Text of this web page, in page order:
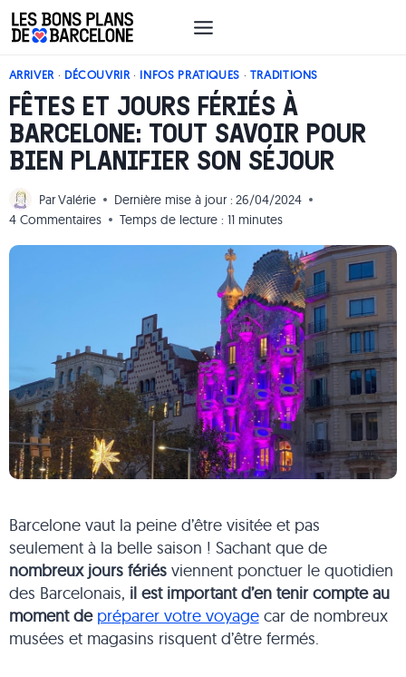
Aller
au
ARRIVER · DÉCOUVRIR · INFOS PRATIQUES · TRADITIONS
FÊTES ET JOURS FÉRIÉS À
BARCELONE: TOUT SAVOIR POUR
BIEN PLANIFIER SON SÉJOUR
ParValérie Dernière mise à jour : 26/04/2024
4 Commentaires
Temps de lecture : 11 minutes
Barcelone vaut la peine d’être visitée et pas
seulement à la belle saison ! Sachant que de
nombreux jours fériés viennent ponctuer le quotidien
des Barcelonais, il est important d’en tenir compte au
moment de préparer votre voyagecar de nombreux
musées et magasins risquent d’être fermés.